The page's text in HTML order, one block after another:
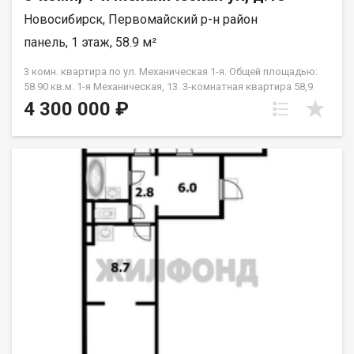
Новосибирск, Первомайский р-н район
панель, 1 этаж, 58.9 м²
3 комн. квартира по ул. Механическая 1-я. Общей площадью:
58.90 кв.м. 1-я Механическая, 13. 3-комнатная квартира 58,9
кв.м. Первый этаж, две стороны света. Предлагается к
продаже просторная 3-комнатная квартира. Объект
гарантирует высокую транспортную доступность и наличие
всех необходимых магазинов в шаговой доступности. Дом
построен в 1964 году, в тихом спальном районе.
Характеристики объекта: Площадь: Площадь квартиры 58,9
кв.м., жилая - 44,5 кв.м., кухня - 6,3 кв.м. Удобная конфигурация
комнат. Кухня: 6 кв. м., оборудована электроплитой.
Остекление: Пластиковые стеклопакеты. Окна выходят на
естественный световой режим. Состояние: В квартире
выполнен косметический ремонт. На кухне и в одной из
4 300 000 ₽